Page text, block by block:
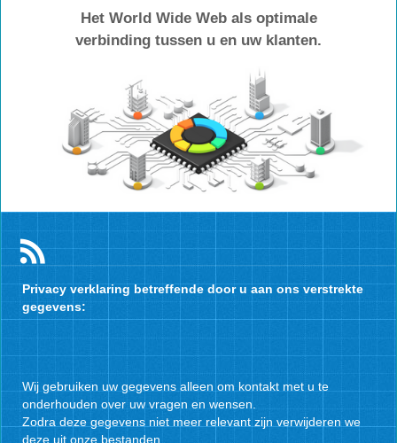
Het World Wide Web als optimale
verbinding tussen u en uw klanten.
Privacy verklaring betreffende door u aan ons verstrekte
gegevens:
Wij gebruiken uw gegevens alleen om kontakt met u te
onderhouden over uw vragen en wensen.
Zodra deze gegevens niet meer relevant zijn verwijderen we
deze uit onze bestanden.